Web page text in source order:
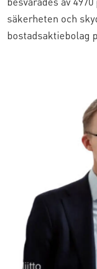
säkerheten och
bostadsaktiebolag